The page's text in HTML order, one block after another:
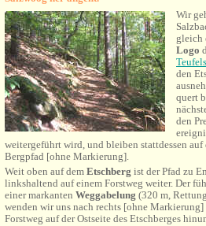
Wir
gleich
Logo
den
quert
den
weitergeführt wird, und bleiben stattdessen auf
Bergpfad [ohne Markierung].
Weit oben auf dem Etschberg ist der Pfad zu
linkshaltend auf einem Forstweg weiter. Der
einer markanten Weggabelung (320 m,
wenden wir uns nach rechts [ohne Markierung]
Forstweg auf der Ostseite des Etschberges